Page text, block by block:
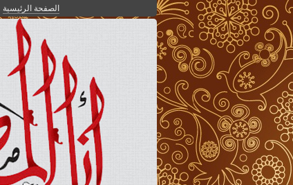
الصفحة الرئيسية